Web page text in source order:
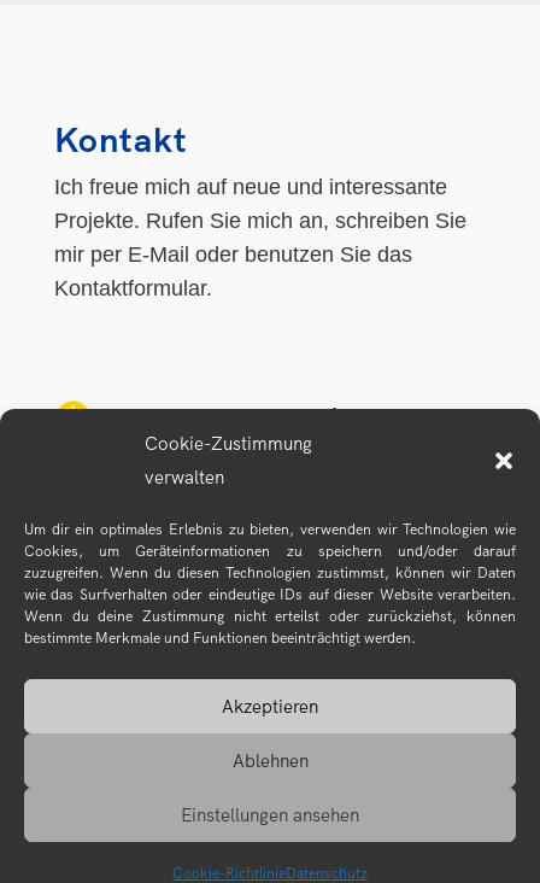
Cookie-Zustimmung
verwalten
Um dir ein optimales Erlebnis zu bieten, verwenden wir Technologien wie
Cookies, um Geräteinformationen zu speichern und/oder darauf
zuzugreifen. Wenn du diesen Technologien zustimmst, können wir Daten
wie das Surfverhalten oder eindeutige IDs auf dieser Website verarbeiten.
Wenn du deine Zustimmung nicht erteilst oder zurückziehst, können
bestimmte Merkmale und Funktionen beeinträchtigt werden.
Akzeptieren
Ablehnen
Einstellungen ansehen
Cookie-RichtlinieDatenschutz
Kontakt
Ich freue mich auf neue und interessante
Projekte. Rufen Sie mich an, schreiben Sie
mir per E-Mail oder benutzen Sie das
Kontaktformular.
 Mo–Fr: 9.00 – 17.00 Uhr
+49 (0) 174 978 33 95
 hello@guayaba-grafik.de
Projekte
Guayaba Grafik 2017–2026 |Impressum|AGBs|
Datenschutz